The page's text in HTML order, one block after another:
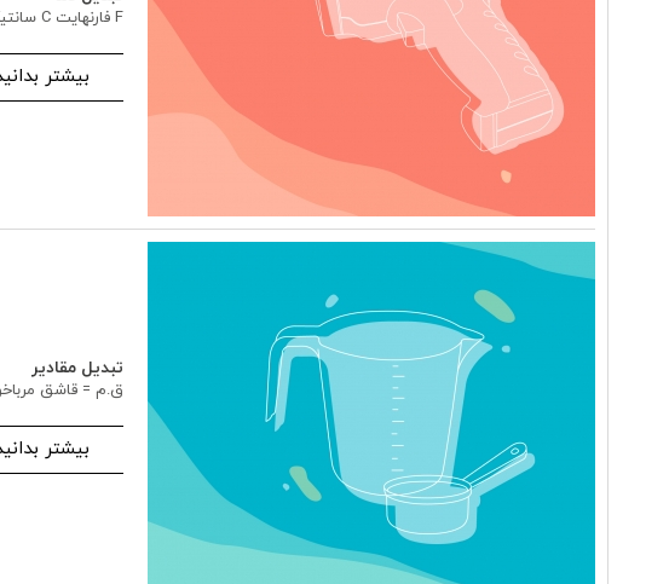
F فارنهایت C سانتیگراد
بیشتر
تبدیل مقادیر
ق.م = قاشق
بیشتر